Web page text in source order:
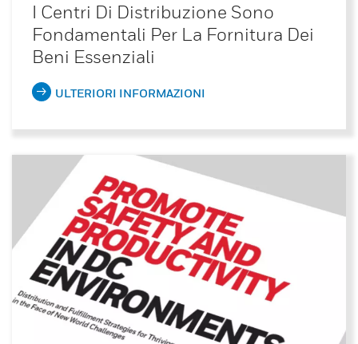
I Centri Di Distribuzione Sono
Fondamentali Per La Fornitura Dei
Beni Essenziali
ULTERIORI INFORMAZIONI